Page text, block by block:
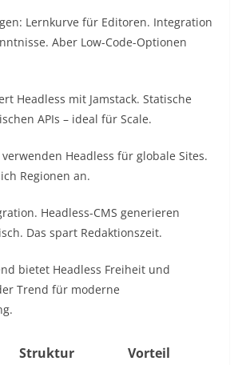
Lernkurve für Editoren. Integration
Aber Low-Code-Optionen
Headless mit Jamstack. Statische
APIs – ideal für Scale.​
Headless für globale Sites.
Regionen an.​
Headless-CMS generieren
Das spart Redaktionszeit.​
bietet Headless Freiheit und
Trend für moderne
Struktur
Vorteil